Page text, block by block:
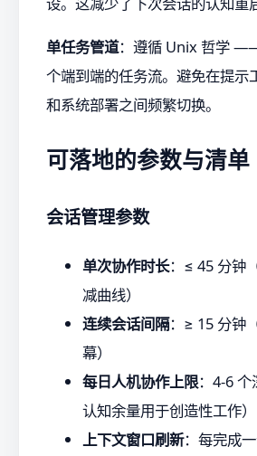
单任务管道：遵循 Unix 哲学
个端到端的任务流。避免在提示
和系统部署之间频繁切换。
可落地的参数与清单
会话管理参数
单次协作时长：≤ 45 分钟
减曲线）
连续会话间隔：≥ 15 分钟
幕）
每日人机协作上限：4-6
认知余量用于创造性工作）
上下文窗口刷新：每完成